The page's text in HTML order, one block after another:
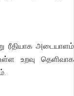
ரீதியாக அடையாளம்
உறவு தெளிவாக